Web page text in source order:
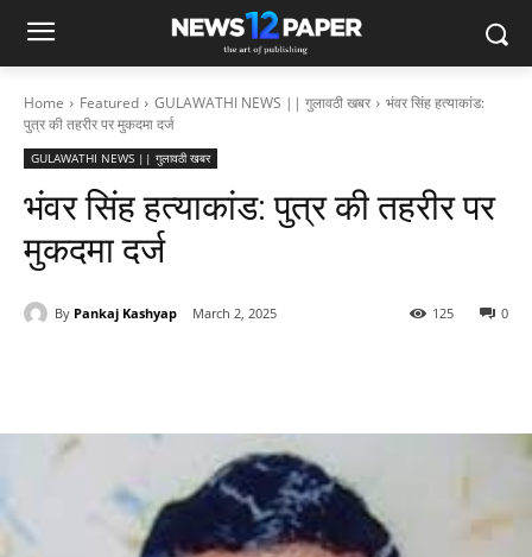
Home Featured GULAWATHI NEWS || गुलावठी खबर
भंवर सिंह हत्याकांड:
पुत्र की तहरीर पर मुकदमा दर्ज
GULAWATHI NEWS || गुलावठी खबर
भंवर सिंह हत्याकांड: पुत्र की तहरीर पर
मुकदमा दर्ज
By Pankaj Kashyap March 2, 2025 0
125